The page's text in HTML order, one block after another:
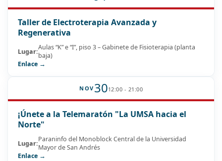
Taller de Electroterapia Avanzada y
Regenerativa
Lugar:Aulas “K” e “I”, piso 3 – Gabinete de Fisioterapia (planta
baja)
Enlace →
NOV 3012:00 - 21:00
¡Únete a la Telemaratón "La UMSA hacia el
Norte"
Lugar:Paraninfo del Monoblock Central de la Universidad
Mayor de San Andrés
Enlace →